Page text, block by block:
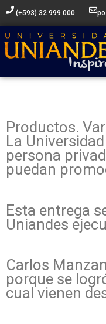
contenido
(+593) 32 999 000
Productos.
La
persona
puedan
Esta entrega
Uniandes
Carlos
porque se
cual vienen